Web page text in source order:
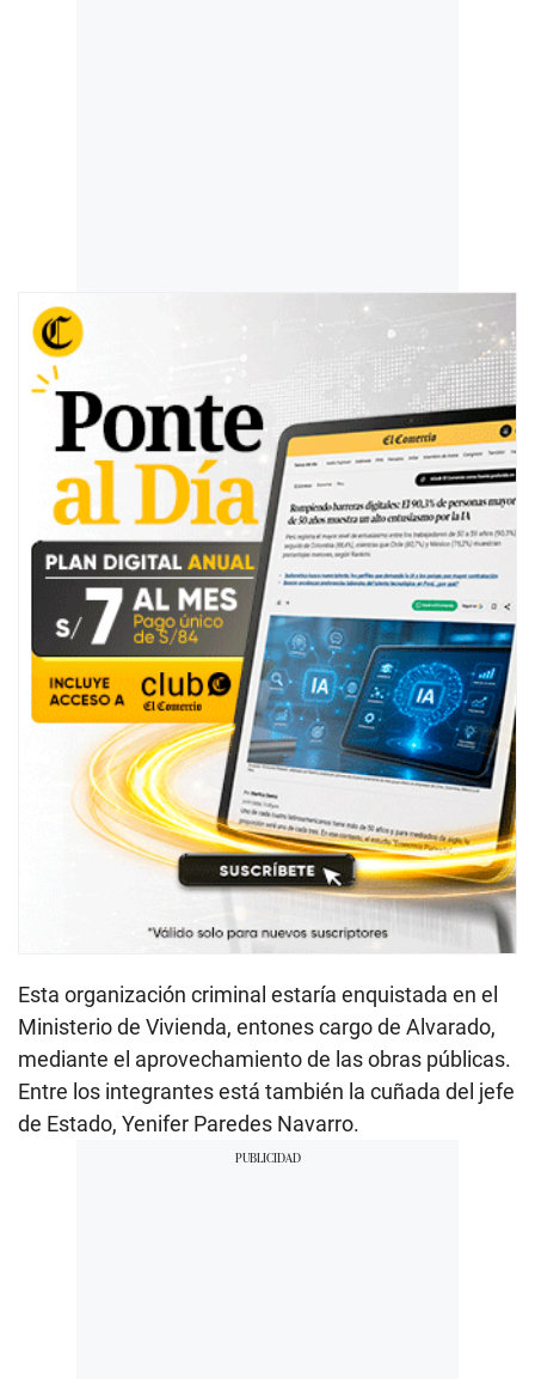
Esta organización criminal estaría enquistada en el
Ministerio de Vivienda, entones cargo de Alvarado,
mediante el aprovechamiento de las obras públicas.
Entre los integrantes está también la cuñada del jefe
de Estado, Yenifer Paredes Navarro.